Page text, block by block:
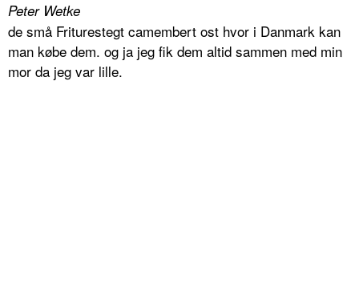
Peter Wetke
de små Friturestegt camembert ost hvor i Danmark kan
man købe dem. og ja jeg fik dem altid sammen med min
mor da jeg var lille.